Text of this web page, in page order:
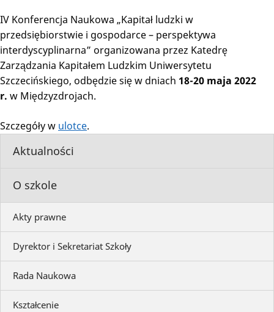
Aktualności
O szkole
Akty prawne
Dyrektor i Sekretariat Szkoły
Rada Naukowa
Kształcenie
IV Konferencja Naukowa „Kapitał ludzki w
przedsiębiorstwie i gospodarce – perspektywa
interdyscyplinarna” organizowana przez Katedrę
Zarządzania Kapitałem Ludzkim Uniwersytetu
Szczecińskiego, odbędzie się w dniach 18-20 maja 2022
r. w Międzyzdrojach.
Szczegóły w ulotce.